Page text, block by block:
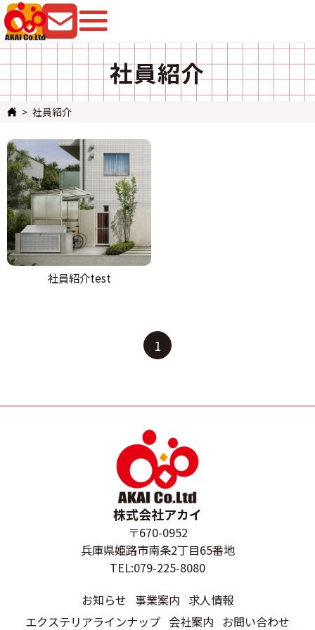
社員紹介
社員紹介
社員紹介test
1
株式会社アカイ
〒670-0952
兵庫県姫路市南条2丁目65番地
TEL:079-225-8080
お知らせ 事業案内 求人情報
エクステリアラインナップ 会社案内 お問い合わせ